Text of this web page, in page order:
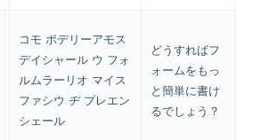
コモ ポデリーアモス
デイシャール ウ フォ
ルムラーリオ マイス
ファシウ ヂ プレエン
シェール
どうすればフ
ォームをもっ
と簡単に書け
るでしょう？